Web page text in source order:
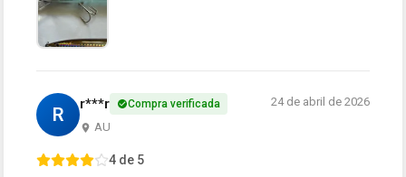
R r***r Compra verificada
AU
24 de abril de 2026
4 de 5